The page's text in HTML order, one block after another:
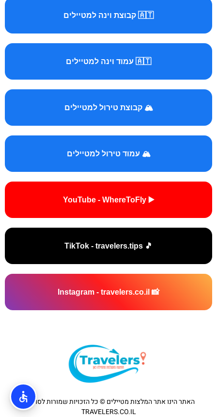
🇦🇹 קבוצת וינה למטיילים
🇦🇹 עמוד וינה למטיילים
🏔️ קבוצת טירול למטיילים
🏔️ עמוד טירול למטיילים
▶️ YouTube - WhereToFly
🎵 TikTok - travelers.tips
📸 Instagram - travelers.co.il
האתר הינו אתר המלצות מטיילים © כל הזכויות שמורות לסוכנות
TRAVELERS.CO.IL